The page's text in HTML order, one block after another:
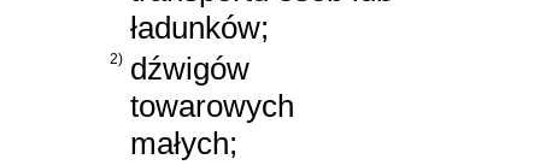
ładunków;
2) dźwigów
towarowych
małych;